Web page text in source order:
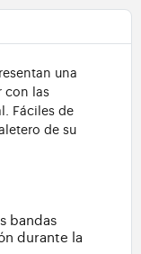
una
con las
Fáciles de
de su
bandas
durante la